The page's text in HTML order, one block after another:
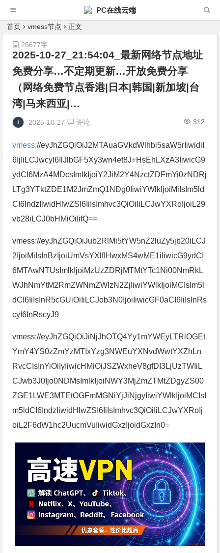
PC在线云端
首页 vmess节点 正文
2025-10-27_21:54:04_最新网络节点地址
免费分享…不定期更新…开放免费分享
（网络免费节点香港|日本|韩国|新加坡|台
湾|马来西亚|…
2025-10-27 评论 312
25677字
vmess://eyJhZGQiOiJ2MTAuaGVkdWlhbi5saW5rIiwidiI
6IjIiLCJwcyI6IlJlbGF5Xy3wn4et8J+HsEhLXzA3IiwicG9
ydCI6MzA4MDcsImlkIjoiY2JiM2Y4NzctZDFmYi0zNDRj
LTg3YTktZDE1M2JmZmQ1NDg0IiwiYWlkIjoiMiIsIm5ld
CI6IndzIiwidHlwZSI6IiIsImhvc3QiOiIiLCJwYXRoIjoiL29
vb28iLCJ0bHMiOiIifQ==
vmess://eyJhZGQiOiJub2RlMi5tYW5nZ2luZy5jb20iLCJ
2IjoiMiIsInBzIjoiUmVsYXlfIHwxMS4wME1iIiwicG9ydCI
6MTAwNTUsImlkIjoiMzUzZDRjMTMtYTc1Ni00NmRkL
WJhNmYtM2RmZWNmZWIzN2ZjIiwiYWlkIjoiMCIsIm5l
dCI6IiIsInR5cGUiOiIiLCJob3N0IjoiIiwicGF0aCI6IiIsInRs
cyI6InRscyJ9
vmess://eyJhZGQiOiJiNjJhOTQ4Yy1mYWEyLTRlOGEt
YmY4YS0zZmYzMTIxYzg3NWEuYXNvdWwtYXZhLn
RvcCIsInYiOiIyIiwicHMiOiJSZWxheV8gfDI3LjUzTWIiL
CJwb3J0Ijo0NDMsImlkIjoiNWY3MjZmZTMtZDgyZS00
ZGE1LWE3MTEtOGFmMGNiYjJiNjgyIiwiYWlkIjoiMCIsI
m5ldCI6IndzIiwidHlwZSI6IiIsImhvc3QiOiIiLCJwYXRoIj
oiL2F6dW1hc2UucmVuIiwidGxzIjoidGxzIn0=